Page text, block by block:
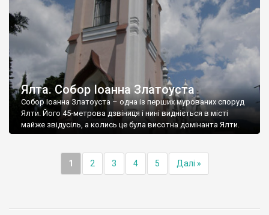
Ялта. Собор Іоанна Златоуста
Собор Іоанна Златоуста – одна із перших мурованих споруд
Ялти. Його 45-метрова дзвіниця і нині видніється в місті
майже звідусіль, а колись це була висотна домінанта Ялти.
1 2 3 4 5 Далі »